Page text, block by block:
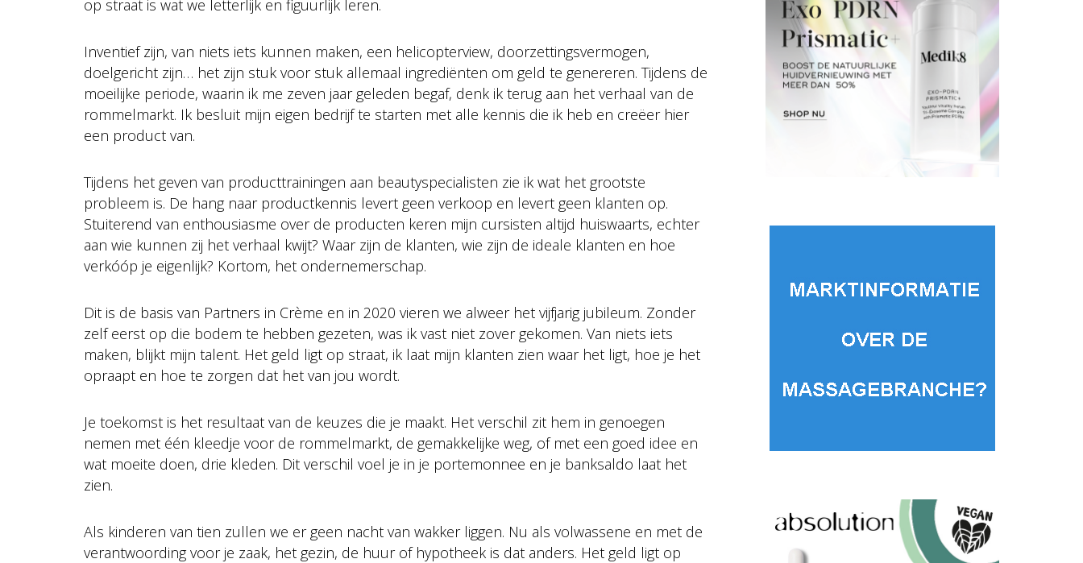
op straat is wat we letterlijk en figuurlijk leren.
Inventief zijn, van niets iets kunnen maken, een helicopterview, doorzettingsvermogen,
doelgericht zijn… het zijn stuk voor stuk allemaal ingrediënten om geld te genereren. Tijdens de
moeilijke periode, waarin ik me zeven jaar geleden begaf, denk ik terug aan het verhaal van de
rommelmarkt. Ik besluit mijn eigen bedrijf te starten met alle kennis die ik heb en creëer hier
een product van.
Tijdens het geven van producttrainingen aan beautyspecialisten zie ik wat het grootste
probleem is. De hang naar productkennis levert geen verkoop en levert geen klanten op.
Stuiterend van enthousiasme over de producten keren mijn cursisten altijd huiswaarts, echter
aan wie kunnen zij het verhaal kwijt? Waar zijn de klanten, wie zijn de ideale klanten en hoe
verkóóp je eigenlijk? Kortom, het ondernemerschap.
Dit is de basis van Partners in Crème en in 2020 vieren we alweer het vijfjarig jubileum. Zonder
zelf eerst op die bodem te hebben gezeten, was ik vast niet zover gekomen. Van niets iets
maken, blijkt mijn talent. Het geld ligt op straat, ik laat mijn klanten zien waar het ligt, hoe je het
opraapt en hoe te zorgen dat het van jou wordt.
Je toekomst is het resultaat van de keuzes die je maakt. Het verschil zit hem in genoegen
nemen met één kleedje voor de rommelmarkt, de gemakkelijke weg, of met een goed idee en
wat moeite doen, drie kleden. Dit verschil voel je in je portemonnee en je banksaldo laat het
zien.
Als kinderen van tien zullen we er geen nacht van wakker liggen. Nu als volwassene en met de
verantwoording voor je zaak, het gezin, de huur of hypotheek is dat anders. Het geld ligt op